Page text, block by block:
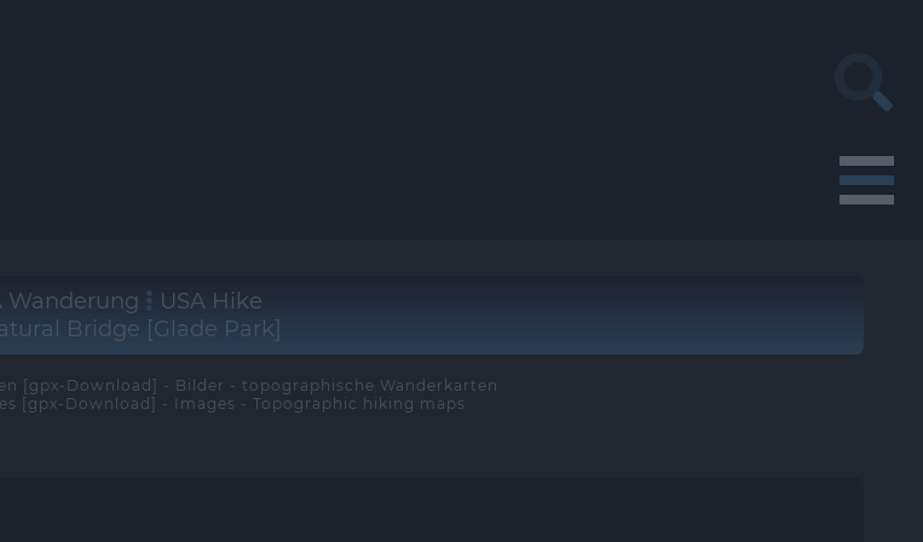
Wanderung
USA Hike
Bridge [Glade Park]
[gpx-Download] - Bilder - topographische Wanderkarten
[gpx-Download] - Images - Topographic hiking maps